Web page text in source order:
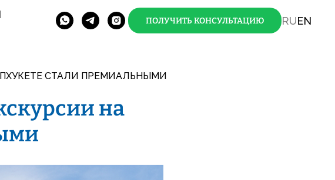
ПОЛУЧИТЬ КОНСУЛЬТАЦИЮ RUEN
СТАЛИ ПРЕМИАЛЬНЫМИ
на